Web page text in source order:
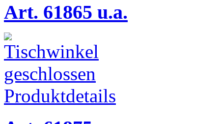
Art. 61865 u.a.
Produktdetails